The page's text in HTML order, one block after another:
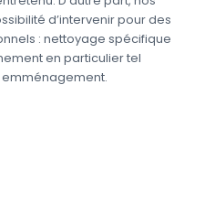
d’intervenir pour des
: nettoyage spécifique
en particulier tel
emménagement.